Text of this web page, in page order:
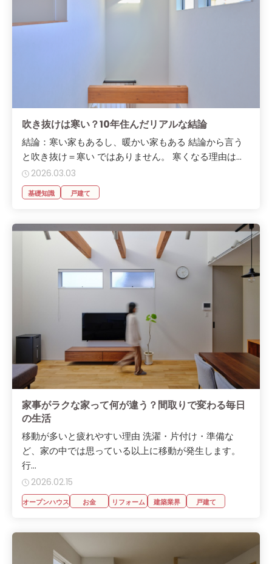
吹き抜けは寒い？10年住んだリアルな結論
結論：寒い家もあるし、暖かい家もある 結論から言う
と吹き抜け＝寒い ではありません。 寒くなる理由は...
2026.03.03
基礎知識 戸建て
家事がラクな家って何が違う？間取りで変わる毎日
の生活
移動が多いと疲れやすい理由 洗濯・片付け・準備な
ど、家の中では思っている以上に移動が発生します。
行...
2026.02.15
オープンハウス お金 リフォーム 建築業界 戸建て